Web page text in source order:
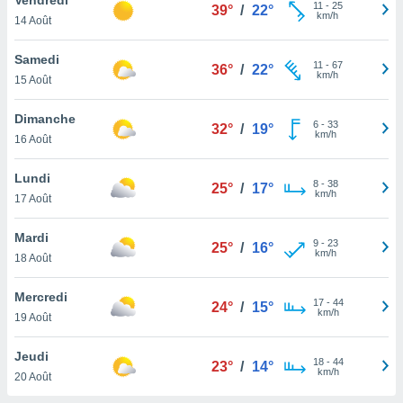
et
»,
au
vous
qu'ils
ou
le
ainsi
un
la
du
14 Août
39° / 22° 11 - 25
km/h
Samedi
15 Août
36° / 22° 11 - 67
km/h
Dimanche
16 Août
32° / 19° 6- 33
km/h
Lundi
17 Août
25° / 17° 8- 38
km/h
Mardi
18 Août
25° / 16° 9- 23
km/h
Mercredi
19 Août
24° / 15° 17- 44
km/h
Jeudi
20 Août
23° / 14° 18- 44
km/h